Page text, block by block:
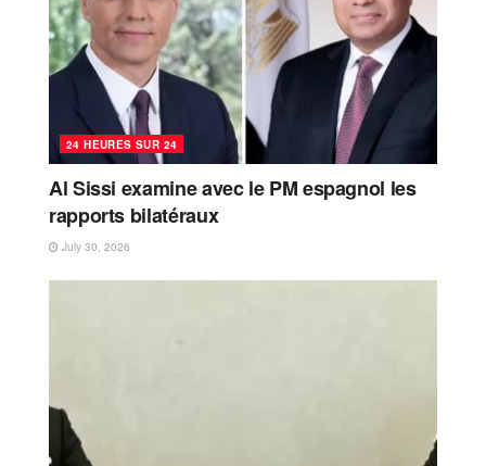
24 HEURES SUR 24
Al Sissi examine avec le PM espagnol les
rapports bilatéraux
July 30, 2026